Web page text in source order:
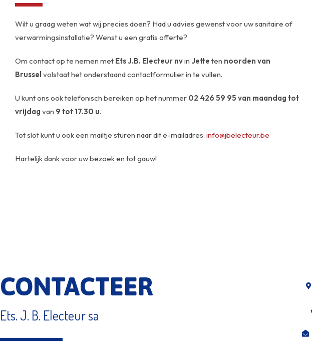
Wilt u graag weten wat wij precies doen? Had u advies gewenst voor uw sanitaire of
verwarmingsinstallatie? Wenst u een gratis offerte?
Om contact op te nemen met Ets J.B. Electeur nvin Jette ten noorden van
Brussel volstaat het onderstaand contactformulier in te vullen.
U kunt ons ook telefonisch bereiken op het nummer 02 426 59 95 van maandag tot
vrijdag van 9 tot 17.30 u.
Tot slot kunt u ook een mailtje sturen naar dit e-mailadres: info@jbelecteur.be
Hartelijk dank voor uw bezoek en tot gauw!
CONTACTEER
Ets. J. B. Electeur sa